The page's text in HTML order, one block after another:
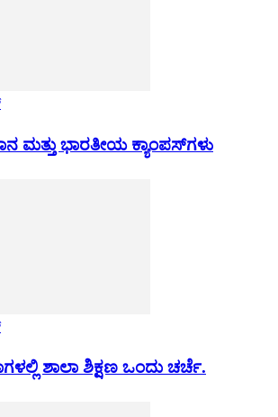
ಮತ್ತು ಭಾರತೀಯ ಕ್ಯಾಂಪಸ್‌ಗಳು
ಶಾಲಾ ಶಿಕ್ಷಣ ಒಂದು ಚರ್ಚೆ.